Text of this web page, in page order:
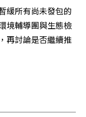
緩所有尚未發包的
境輔導團與生態檢
再討論是否繼續推